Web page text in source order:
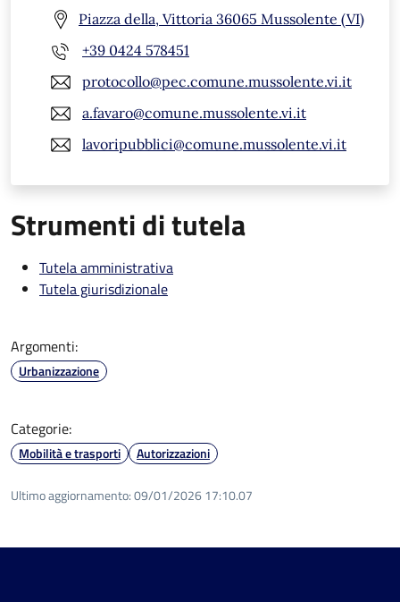
Piazza della, Vittoria 36065 Mussolente (VI)
+39 0424 578451
protocollo@pec.comune.mussolente.vi.it
a.favaro@comune.mussolente.vi.it
lavoripubblici@comune.mussolente.vi.it
Strumenti di tutela
Tutela amministrativa
Tutela giurisdizionale
Argomenti:
Urbanizzazione
Categorie:
Mobilità e trasporti Autorizzazioni
Ultimo aggiornamento:09/01/2026 17:10.07